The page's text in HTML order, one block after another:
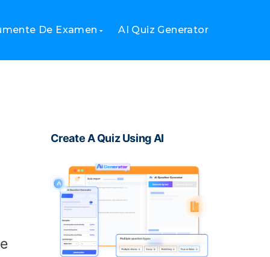
De Examen AI Quiz Generator
Create A Quiz Using AI